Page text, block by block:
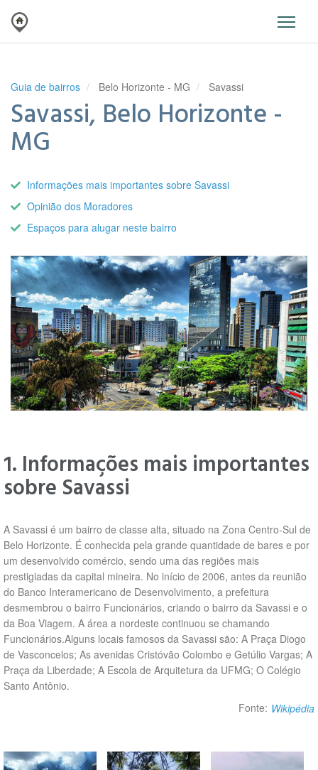
Guia de bairros Belo Horizonte - MG Savassi
Savassi, Belo Horizonte -
MG
Informações mais importantes sobre Savassi
Opinião dos Moradores
Espaços para alugar neste bairro
1. Informações mais importantes
sobre Savassi
A Savassi é um bairro de classe alta, situado na Zona Centro-Sul de
Belo Horizonte. É conhecida pela grande quantidade de bares e por
um desenvolvido comércio, sendo uma das regiões mais
prestigiadas da capital mineira. No início de 2006, antes da reunião
do Banco Interamericano de Desenvolvimento, a prefeitura
desmembrou o bairro Funcionários, criando o bairro da Savassi e o
da Boa Viagem. A área a nordeste continuou se chamando
Funcionários.Alguns locais famosos da Savassi são: A Praça Diogo
de Vasconcelos; As avenidas Cristóvão Colombo e Getúlio Vargas; A
Praça da Liberdade; A Escola de Arquitetura da UFMG; O Colégio
Santo Antônio.
Fonte: Wikipédia